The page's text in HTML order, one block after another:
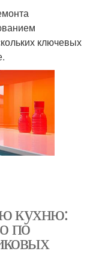
ключевых
кухню:
по